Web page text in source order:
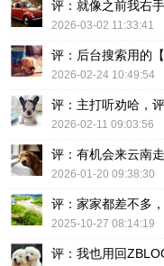
评：就像之前我右
2026-03-02 11:33:41
评：后台搜索用的
2026-02-24 10:49:54
评：主打听劝哈，
2026-02-11 09:03:56
评：有机会来云南走
2026-01-20 09:38:30
评：家家都差不多
2025-10-27 08:14:19
评：我也用回